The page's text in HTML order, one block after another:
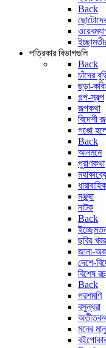
Back
পত্রিকার বিভাগগুলি
Back
চাঁদের
ছড়া-
গল্প-স্বল্প
রূপকথা
বিদেশী
গপ্পো
Back
আনমনে
পুরাণকথা
ধারাবাহিক
মঞ্জুষা
নাটক
Back
ছবির খবর
জানা-
দেশে-
বিশেষ
Back
পরশমণি
বসুন্ধরা
মনের